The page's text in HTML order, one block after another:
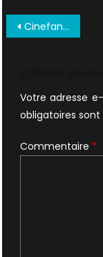
Navigation
Cinefantastique-Vol-31-No-8-Oct-1999_0028-1
Votre adresse
obligatoires
Commentaire *